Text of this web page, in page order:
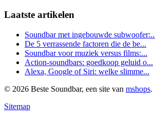
Laatste artikelen
Soundbar met ingebouwde
De 5 verrassende factoren die de be...
Soundbar voor muziek versus films:...
Action-soundbars: goedkoop geluid o...
Alexa, Google of Siri: welke slimme...
© 2026 Beste Soundbar, een site van mshops.
Sitemap